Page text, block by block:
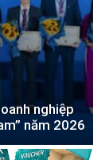
nghiệp
năm 2026